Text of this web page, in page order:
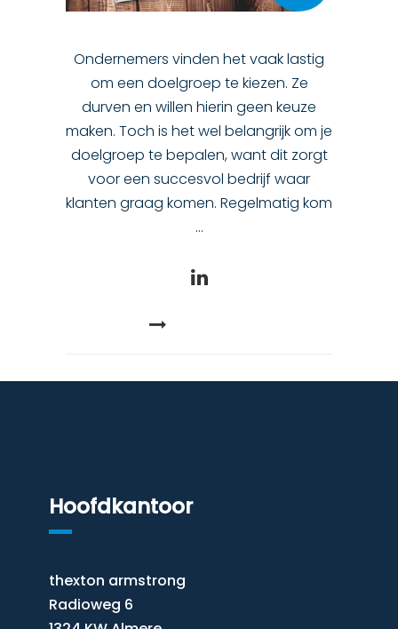
Ondernemers vinden het vaak lastig
om een doelgroep te kiezen. Ze
durven en willen hierin geen keuze
maken. Toch is het wel belangrijk om je
doelgroep te bepalen, want dit zorgt
voor een succesvol bedrijf waar
klanten graag komen. Regelmatig kom
Hoofdkantoor
thexton armstrong
Radioweg 6